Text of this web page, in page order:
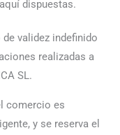
dispuestas.
validez indefinido
realizadas a
SL.
comercio es
y se reserva el